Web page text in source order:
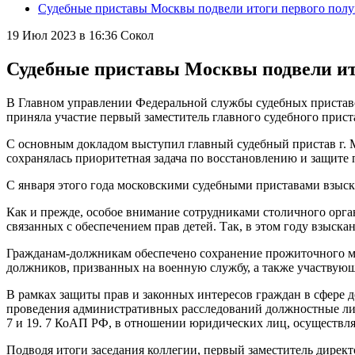
Судебные приставы Москвы подвели итоги первого
19 Июл 2023 в 16:36 Сокол
Судебные приставы Москвы подвели
В Главном управлении Федеральной службы судебных
приняла участие первый заместитель главного судебного
С основным докладом выступил главный судебный пристав
сохранялась приоритетная задача по восстановлению и
С января этого года московскими судебными приставами
Как и прежде, особое внимание сотрудниками столичного
связанных с обеспечением прав детей. Так, в этом году
Гражданам-должникам обеспечено сохранение
должников, призванных на военную службу, а также
В рамках защиты прав и законных интересов граждан в сфере
проведения административных расследований должностные
7 и 19. 7 КоАП РФ, в отношении юридических лиц,
Подводя итоги заседания коллегии, первый заместитель